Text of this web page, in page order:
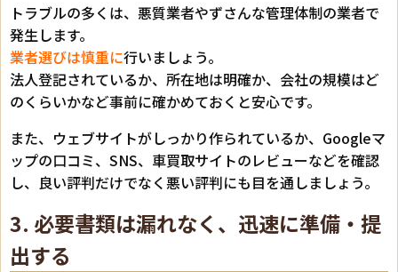
トラブルの多くは、悪質業者やずさんな管理体制の業者で
発生します。
業者選びは慎重に行いましょう。
法人登記されているか、所在地は明確か、会社の規模はど
のくらいかなど事前に確かめておくと安心です。
また、ウェブサイトがしっかり作られているか、Googleマ
ップの口コミ、SNS、車買取サイトのレビューなどを確認
し、良い評判だけでなく悪い評判にも目を通しましょう。
3. 必要書類は漏れなく、迅速に準備・提
出する